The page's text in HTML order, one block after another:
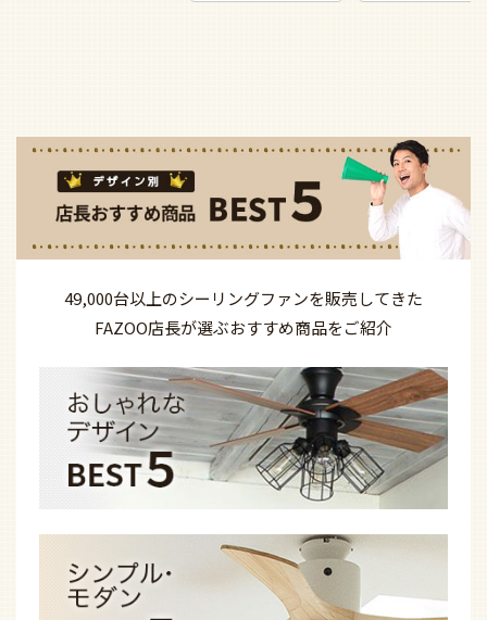
49,000台以上のシーリングファンを販売してきた
FAZOO店長が選ぶおすすめ商品をご紹介